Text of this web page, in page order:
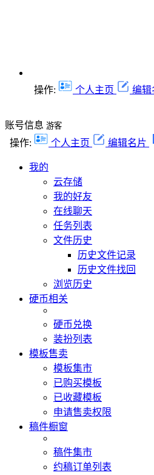
操作: 个人主页 编辑
账号信息 游客
操作: 个人主页 编辑名片
我的
云存储
我的好友
在线聊天
任务列表
文件历史
历史文件记录
历史文件找回
浏览历史
硬币相关
硬币兑换
装扮列表
模板售卖
模板集市
已购买模板
已收藏模板
申请售卖权限
稿件橱窗
稿件集市
约稿订单列表